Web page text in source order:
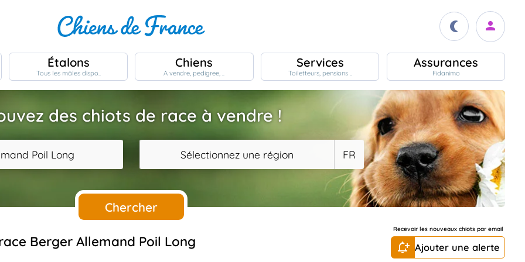
Étalons
Tous les mâles dispo..
Chiens
A vendre, pedigree, ..
Services
Toiletteurs, pensions ..
Assurances
Fidanimo
des chiots de race à vendre !
Poil Long Sélectionnez une région FR
Chercher
Berger Allemand Poil Long
Recevoir les nouveaux chiots par email
Ajouter une alerte